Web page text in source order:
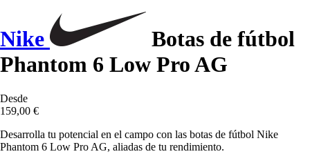
Nike
Botas de fútbol
Phantom 6 Low Pro AG
Desde
159,00 €
Desarrolla tu potencial en el campo con las botas de fútbol Nike
Phantom 6 Low Pro AG, aliadas de tu rendimiento.